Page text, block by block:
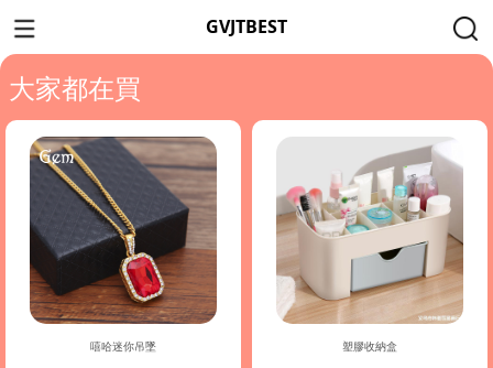
GVJTBEST
大家都在買
嘻哈迷你吊墜 塑膠收納盒